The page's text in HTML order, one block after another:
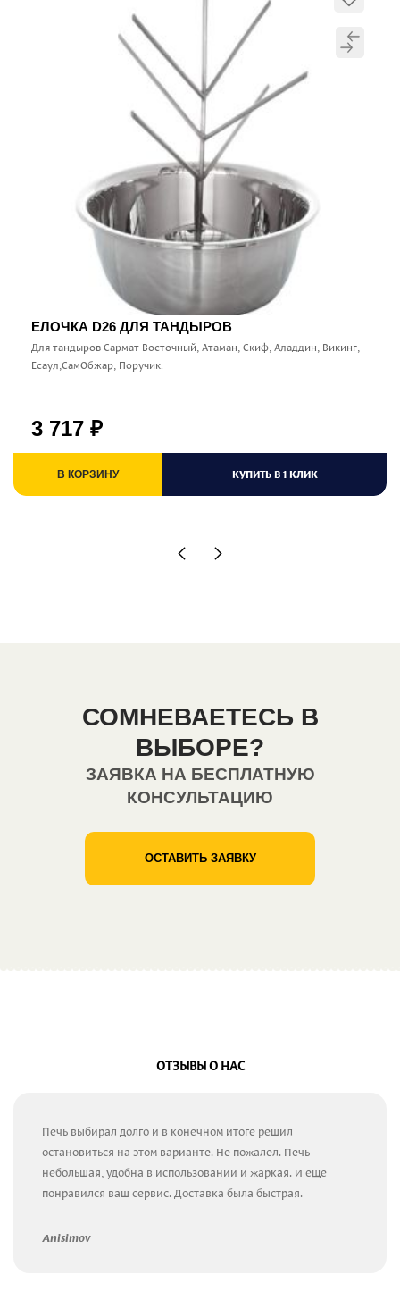
ЕЛОЧКА D26 ДЛЯ ТАНДЫРОВ
Для тандыров Сармат Восточный, Атаман, Скиф, Аладдин, Викинг,
Есаул,СамОбжар, Поручик.
3 717 ₽
В КОРЗИНУ КУПИТЬ В 1 КЛИК
СОМНЕВАЕТЕСЬ В
ВЫБОРЕ?
ЗАЯВКА НА БЕСПЛАТНУЮ
КОНСУЛЬТАЦИЮ
ОСТАВИТЬ ЗАЯВКУ
ОТЗЫВЫ О НАС
Печь выбирал долго и в конечном итоге решил
остановиться на этом варианте. Не пожалел. Печь
небольшая, удобна в использовании и жаркая. И еще
понравился ваш сервис. Доставка была быстрая.
Anisimov